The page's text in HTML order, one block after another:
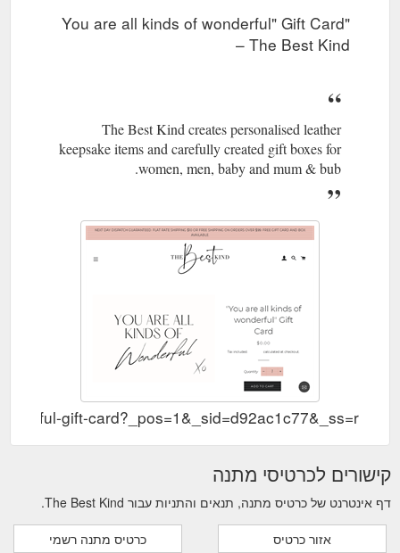
"You are all kinds of wonderful" Gift Card
– The Best Kind
The Best Kind creates personalised leather
keepsake items and carefully created gift boxes for
women, men, baby and mum & bub.
gift-card?_pos=1&_sid=d92ac1c77&_ss=r
קישורים לכרטיסי מתנה
דף אינטרנט של כרטיס מתנה, תנאים והתניות עבור The Best Kind.
כרטיס מתנה רשמי אזור כרטיס